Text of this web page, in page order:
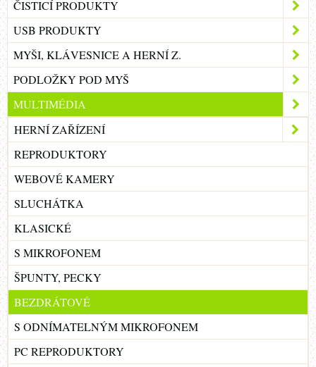
ČISTICÍ PRODUKTY
USB PRODUKTY
MYŠI, KLÁVESNICE A HERNÍ Z.
PODLOŽKY POD MYŠ
MULTIMÉDIA
HERNÍ ZAŘÍZENÍ
REPRODUKTORY
WEBOVÉ KAMERY
SLUCHÁTKA
KLASICKÉ
S MIKROFONEM
ŠPUNTY, PECKY
BEZDRÁTOVÉ
S ODNÍMATELNÝM MIKROFONEM
PC REPRODUKTORY